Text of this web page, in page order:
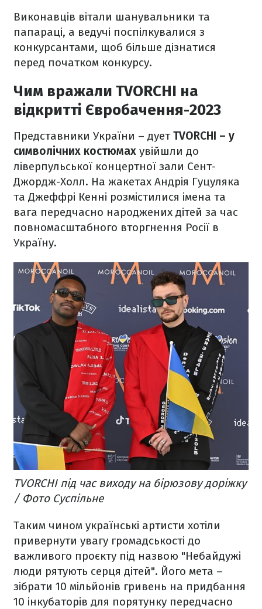
Виконавців вітали шанувальники та
папараці, а ведучі поспілкувалися з
конкурсантами, щоб більше дізнатися
перед початком конкурсу.
Чим вражали TVORCHI на
відкритті Євробачення-2023
Представники України – дуетTVORCHI – у
символічних костюмах увійшли до
ліверпульської концертної зали Сент-
Джордж-Холл. На жакетах Андрія Гуцуляка
та Джеффрі Кенні розмістилися імена та
вага передчасно народжених дітей за час
повномасштабного вторгнення Росії в
Україну.
TVORCHI під час виходу на бірюзову доріжку
/ Фото Суспільне
Таким чином українські артисти хотіли
привернути увагу громадськості до
важливого проєкту під назвою "Небайдужі
люди рятують серця дітей". Його мета –
зібрати 10 мільйонів гривень на придбання
10 інкубаторів для порятунку передчасно